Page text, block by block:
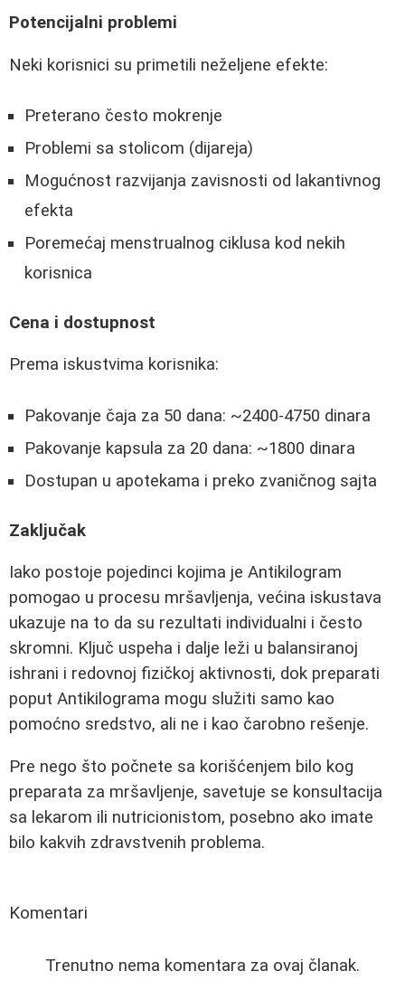
Potencijalni problemi
Neki korisnici su primetili neželjene efekte:
Preterano često mokrenje
Problemi sa stolicom (dijareja)
Mogućnost razvijanja zavisnosti od lakantivnog
efekta
Poremećaj menstrualnog ciklusa kod nekih
korisnica
Cena i dostupnost
Prema iskustvima korisnika:
Pakovanje čaja za 50 dana: ~2400-4750 dinara
Pakovanje kapsula za 20 dana: ~1800 dinara
Dostupan u apotekama i preko zvaničnog sajta
Zaključak
Iako postoje pojedinci kojima je Antikilogram
pomogao u procesu mršavljenja, većina iskustava
ukazuje na to da su rezultati individualni i često
skromni. Ključ uspeha i dalje leži u balansiranoj
ishrani i redovnoj fizičkoj aktivnosti, dok preparati
poput Antikilograma mogu služiti samo kao
pomoćno sredstvo, ali ne i kao čarobno rešenje.
Pre nego što počnete sa korišćenjem bilo kog
preparata za mršavljenje, savetuje se konsultacija
sa lekarom ili nutricionistom, posebno ako imate
bilo kakvih zdravstvenih problema.
Komentari
Trenutno nema komentara za ovaj članak.